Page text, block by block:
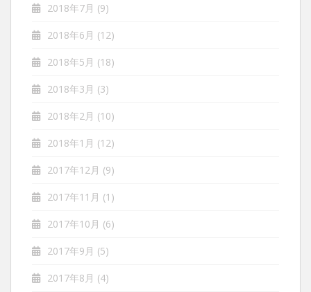
2018年7月 (9)
2018年6月 (12)
2018年5月 (18)
2018年3月 (3)
2018年2月 (10)
2018年1月 (12)
2017年12月 (9)
2017年11月 (1)
2017年10月 (6)
2017年9月 (5)
2017年8月 (4)